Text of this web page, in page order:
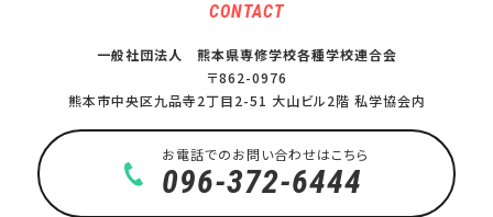
CONTACT
一般社団法人 熊本県専修学校各種学校連合会
〒862-0976
熊本市中央区九品寺2丁目2-51 大山ビル2階 私学協会内
お電話でのお問い合わせはこちら
096-372-6444